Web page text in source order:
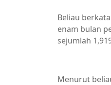
Beliau
enam bulan
sejumlah
Menurut